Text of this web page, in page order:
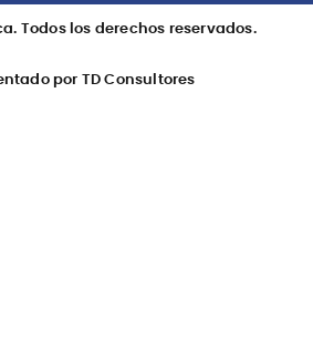
Todos los derechos reservados.
por TD Consultores